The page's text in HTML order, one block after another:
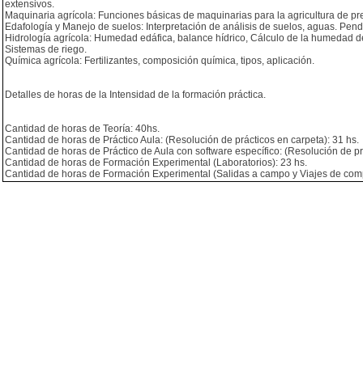
extensivos.
Maquinaria agrícola: Funciones básicas de maquinarias para la agricultura de
Edafología y Manejo de suelos: Interpretación de análisis de suelos, aguas.
Hidrología agrícola: Humedad edáfica, balance hídrico, Cálculo de la humedad
Sistemas de riego.
Química agrícola: Fertilizantes, composición química, tipos, aplicación.
Detalles de horas de la Intensidad de la formación práctica.
Cantidad de horas de Teoría: 40hs.
Cantidad de horas de Práctico Aula: (Resolución de prácticos en carpeta): 31 hs.
Cantidad de horas de Práctico de Aula con software específico: (Resolución de
Cantidad de horas de Formación Experimental (Laboratorios): 23 hs.
Cantidad de horas de Formación Experimental (Salidas a campo y Viajes de